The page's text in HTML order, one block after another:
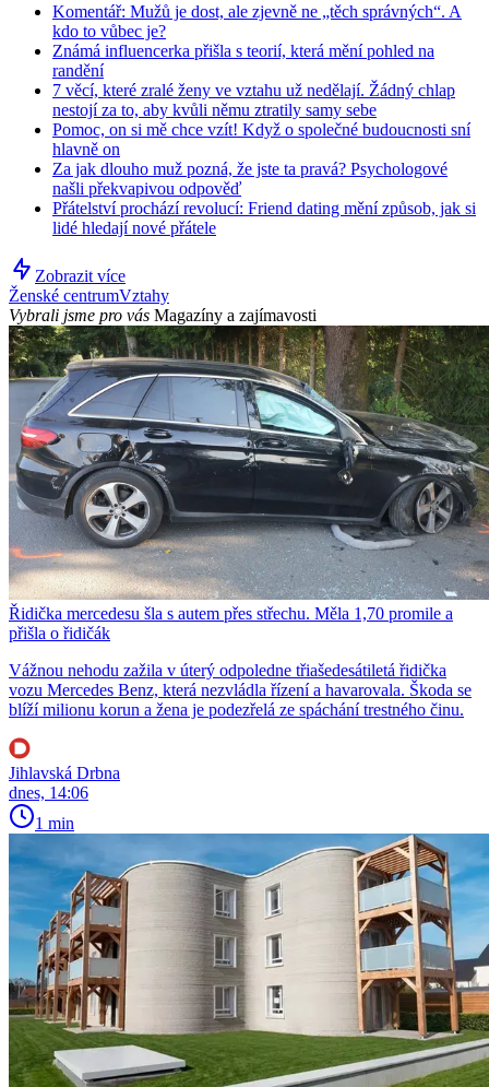
Komentář: Mužů je dost, ale zjevně ne „těch správných“. A
kdo to vůbec je?
Známá influencerka přišla s teorií, která mění pohled na
randění
7 věcí, které zralé ženy ve vztahu už nedělají. Žádný chlap
nestojí za to, aby kvůli němu ztratily samy sebe
Pomoc, on si mě chce vzít! Když o společné budoucnosti sní
hlavně on
Za jak dlouho muž pozná, že jste ta pravá? Psychologové
našli překvapivou odpověď
Přátelství prochází revolucí: Friend dating mění způsob, jak si
lidé hledají nové přátele
Zobrazit více
Ženské centrumVztahy
Vybrali jsme pro vás Magazíny a zajímavosti
Řidička mercedesu šla s autem přes střechu. Měla 1,70 promile a
přišla o řidičák
Vážnou nehodu zažila v úterý odpoledne třiašedesátiletá řidička
vozu Mercedes Benz, která nezvládla řízení a havarovala. Škoda se
blíží milionu korun a žena je podezřelá ze spáchání trestného činu.
Jihlavská Drbna
dnes, 14:06
1 min